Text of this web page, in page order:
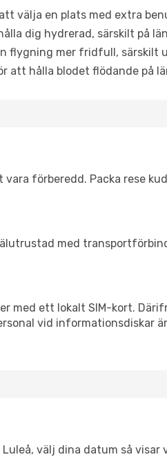
välja en plats med extra
dig hydrerad, särskilt på
flygning mer fridfull, särskilt
att hålla blodet flödande på
förberedd. Packa rese
med
med ett lokalt SIM-kort.
vid informationsdiskar
välj dina datum så